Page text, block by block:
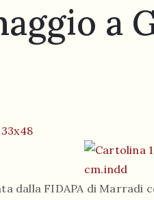
a
dalla FIDAPA di Marradi